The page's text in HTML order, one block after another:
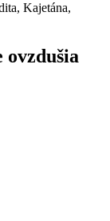
Kajetána,
ovzdušia